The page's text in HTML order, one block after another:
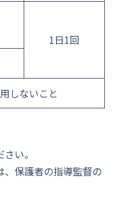
1日1回
しないこと
い。
、保護者の指導監督の